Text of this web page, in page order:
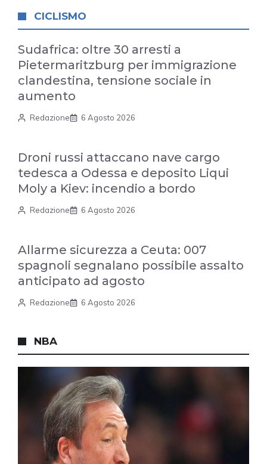
CICLISMO
Sudafrica: oltre 30 arresti a
Pietermaritzburg per immigrazione
clandestina, tensione sociale in
aumento
Redazione 6 Agosto 2026
Droni russi attaccano nave cargo
tedesca a Odessa e deposito Liqui
Moly a Kiev: incendio a bordo
Redazione 6 Agosto 2026
Allarme sicurezza a Ceuta: 007
spagnoli segnalano possibile assalto
anticipato ad agosto
Redazione 6 Agosto 2026
NBA